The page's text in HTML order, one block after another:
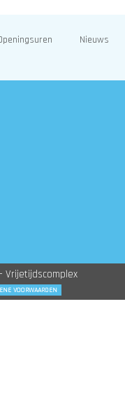
Nieuws
Vrijetijdscomplex
VOORWAARDEN